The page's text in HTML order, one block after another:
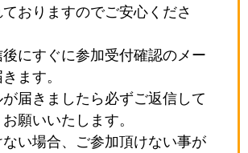
おりますのでご安心くださ
にすぐに参加受付確認のメー
ます。
届きましたら必ずご返信して
願いいたします。
ない場合、ご参加頂けない事が